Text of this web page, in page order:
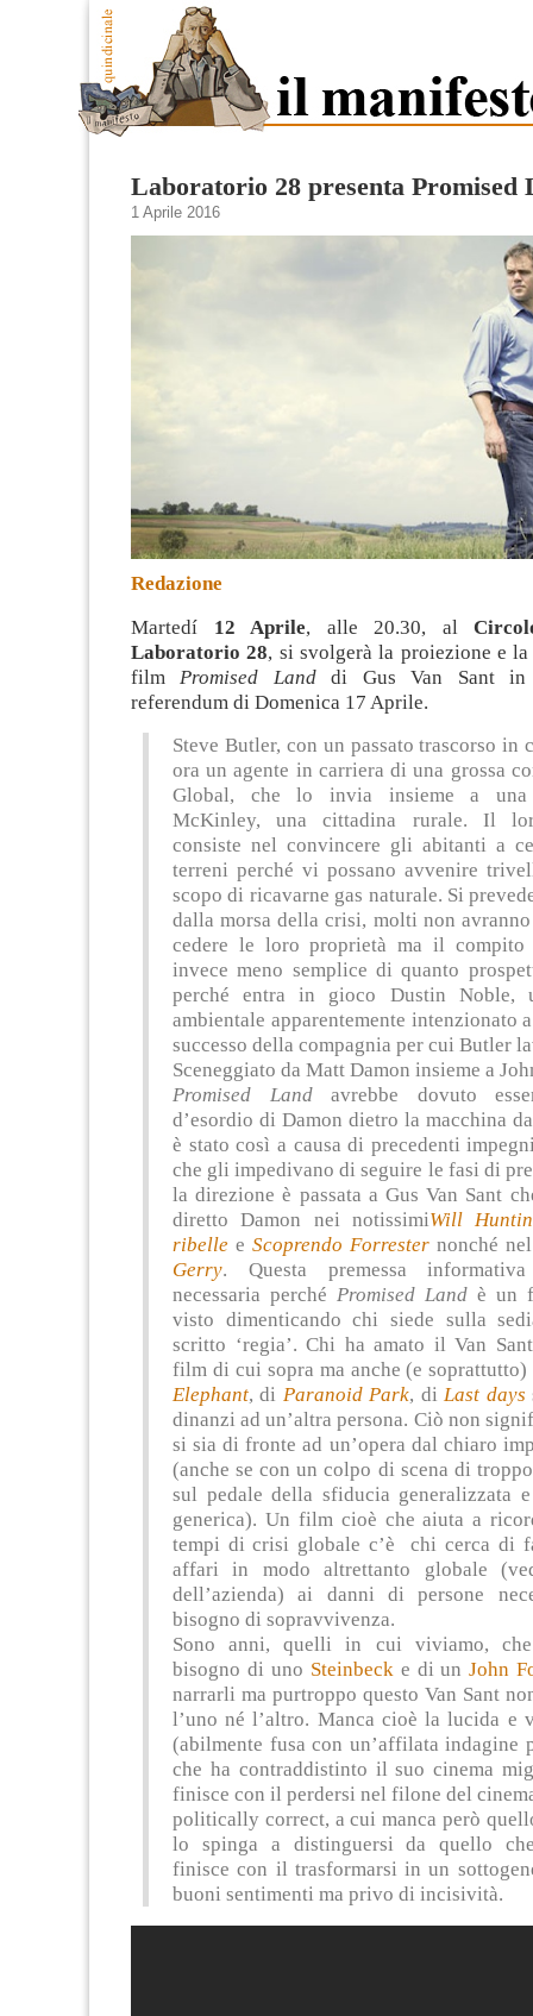
Laboratorio 28 presenta Promised
1 Aprile 2016
Redazione
Martedí 12 Aprile, alle 20.30, al
Laboratorio 28, si svolgerà la proiezione e
film Promised Landdi Gus Van Sant in
referendum di Domenica 17 Aprile.
Steve Butler, con un passato trascorso in
ora un agente in carriera di una grossa
Global, che lo invia insieme a
McKinley, una cittadina rurale. Il
consiste nel convincere gli abitanti a
terreni perché vi possano avvenire
scopo di ricavarne gas naturale. Si
dalla morsa della crisi, molti non
cedere le loro proprietà ma il compito
invece meno semplice di quanto
perché entra in gioco Dustin Noble,
ambientale apparentemente intenzionato
successo della compagnia per cui Butler
Sceneggiato da Matt Damon insieme a
Promised Landavrebbe dovuto
d’esordio di Damon dietro la macchina
è stato così a causa di precedenti
che gli impedivano di seguire le fasi di
la direzione è passata a Gus Van Sant
diretto Damon nei notissimiWill
ribelle e Scoprendo Forrester nonché
Gerry. Questa premessa
necessaria perché Promised Land è un
visto dimenticando chi siede sulla
scritto ‘regia’. Chi ha amato il Van
film di cui sopra ma anche (e
Elephant, di Paranoid Park, diLast days
dinanzi ad un’altra persona. Ciò non
si sia di fronte ad un’opera dal chiaro
(anche se con un colpo di scena di
sul pedale della sfiducia generalizzata
generica). Un film cioè che aiuta a
tempi di crisi globale c’è chi cerca di
affari in modo altrettanto globale
dell’azienda) ai danni di persone
bisogno di sopravvivenza.
Sono anni, quelli in cui viviamo, che
bisogno di uno Steinbecke di unJohn
narrarli ma purtroppo questo Van Sant
l’uno né l’altro. Manca cioè la lucida e
(abilmente fusa con un’affilata indagine
che ha contraddistinto il suo cinema
finisce con il perdersi nel filone del
politically correct, a cui manca però
lo spinga a distinguersi da quello
finisce con il trasformarsi in un
buoni sentimenti ma privo di incisività.